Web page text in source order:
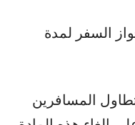
السفر لمدة
المسافرين